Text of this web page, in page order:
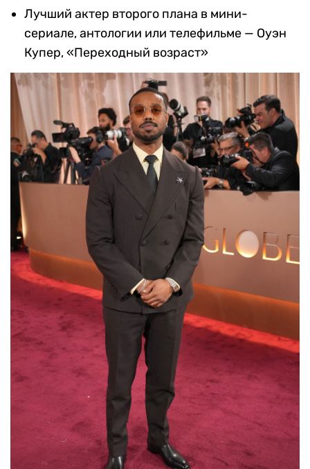
Лучший актер второго плана в мини-
сериале, антологии или телефильме — Оуэн
Купер, «Переходный возраст»